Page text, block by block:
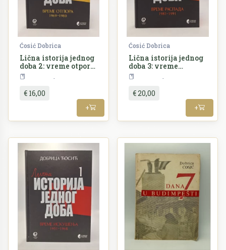
Ćosić Dobrica
Lična istorija jednog
doba 2: vreme otpora
1969-1980
€ 16,00
+
Ćosić Dobrica
Lična istorija jednog
doba 3: vreme
raspada 198-1991
€ 20,00
+